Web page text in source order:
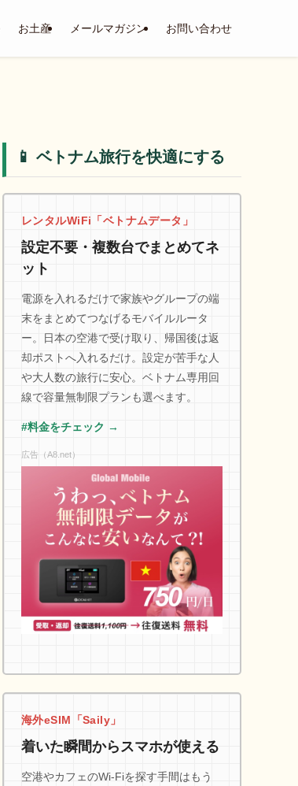
お土産 メールマガジン お問い合わせ
📱 ベトナム旅行を快適にする
レンタルWiFi「ベトナムデータ」
設定不要・複数台でまとめてネ
ット
電源を入れるだけで家族やグループの端
末をまとめてつなげるモバイルルータ
ー。日本の空港で受け取り、帰国後は返
却ポストへ入れるだけ。設定が苦手な人
や大人数の旅行に安心。ベトナム専用回
線で容量無制限プランも選べます。
#料金をチェック →
広告（A8.net）
海外eSIM「Saily」
着いた瞬間からスマホが使える
空港やカフェのWi-Fiを探す手間はもう